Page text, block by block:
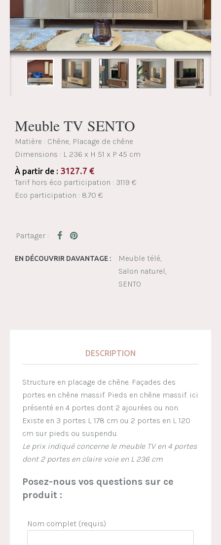
Meuble TV SENTO
Matière : Chêne, Placage de chêne
Dimensions : L 236 x H 51 x P 45 cm
À partir de : 3127.7 €
Tarif hors éco participation : 3119 €
Eco participation : 8.70 €
EN DÉCOUVRIR DAVANTAGE :
Meuble télé
Salon naturel
SENTO
DESCRIPTION
Structure en placage de chêne. Façades des
portes en chêne massif. Pieds en chêne massif. ici
présenté en 4 portes dont 2 ajourées ou non.
Existe en 3 portes L 178 cm ou 2 portes en L 120
cm sur pieds ou suspendu.
Le prix indiqué concerne le meuble TV en 4 portes
dont 2 portes en claire voie en L 236 cm
Posez-nous vos questions sur ce
produit :
Nom complet (requis)